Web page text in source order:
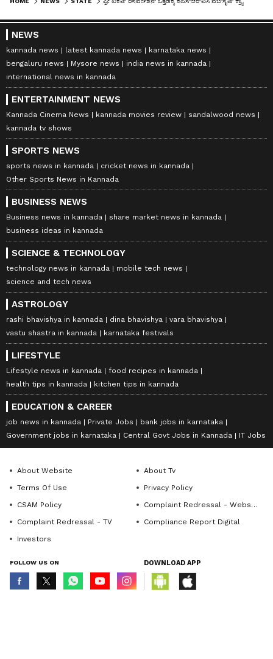
NEWS
kannada news latest kannada news
karnataka news
bengaluru news
Mysore news
india news in kannada
international news in kannada
ENTERTAINMENT NEWS
Kannada Cinema News kannada movies review
sandalwood news
kannada tv shows
SPORTS NEWS
sports news in kannada
cricket news in kannada
Other Sports News in Kannada
BUSINESS NEWS
Business news in kannada
share market news in kannada
business ideas in kannada
SCIENCE & TECHNOLOGY
technology news in kannada
mobile tech news
science and tech news
ASTROLOGY
rashi bhavishya in kannada dina bhavishya
vara bhavishya
vastu shastra in kannada
karnataka festivals
LIFESTYLE
Lifestyle news in kannada
food recipes in kannada
health tips in kannada
kitchen tips in kannada
EDUCATION & CAREER
job news in kannada Private Jobs
bank jobs in karnataka
Government jobs in karnataka
Central Govt Jobs in Kannada IT Jobs
About Website
About Tv
Terms Of Use
Privacy Policy
CSAM Policy
Complaint Redressal - Website
Complaint Redressal - TV
Compliance Report Digital
Investors
FOLLOW US ON DOWNLOAD APP